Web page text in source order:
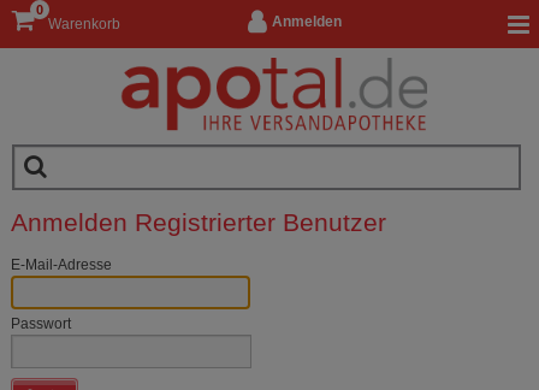
Anmelden
Warenkorb
0
Anmelden Registrierter Benutzer
E-Mail-Adresse
Passwort